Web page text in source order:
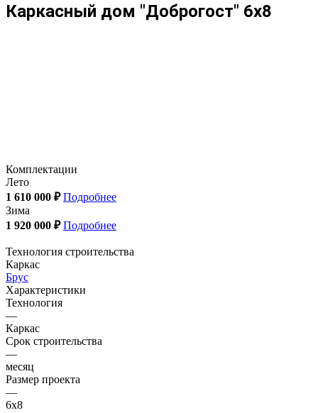
Каркасный дом "Доброгост" 6х8
Комплектации
Лето
1 610 000 ₽ Подробнее
Зима
1 920 000 ₽ Подробнее
Технология строительства
Каркас
Брус
Характеристики
Технология
—
Каркас
Срок строительства
—
месяц
Размер проекта
—
6x8